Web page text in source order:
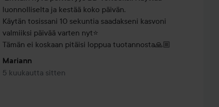
luonnolliselta ja kestää koko päivän.
Käytän tosissani 10 sekuntia saadakseni kasvoni
valmiiksi päivää varten nyt⭐️
Tämän ei koskaan pitäisi loppua tuotannosta🙏🏼
Mariann
5 kuukautta sitten